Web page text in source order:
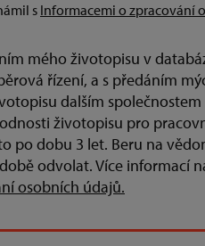
s Informacemi o zpracování
mého životopisu v
řízení, a s předáním
dalším společnostem
životopisu pro
po dobu 3 let. Beru na
odvolat. Více informací
osobních údajů.